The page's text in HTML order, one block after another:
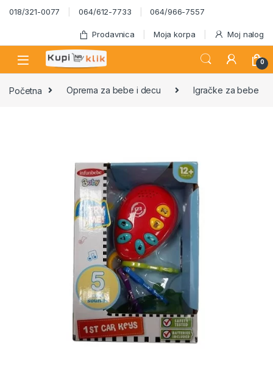
Skip to navigation
Skip to content
018/321-0077 064/612-7733 064/966-7557
Prodavnica Moja korpa Moj nalog
0
Početna Oprema za bebe i decu Igračke za bebe